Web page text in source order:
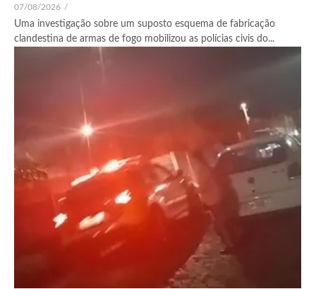
07/08/2026 /
Uma investigação sobre um suposto esquema de fabricação
clandestina de armas de fogo mobilizou as polícias civis do...